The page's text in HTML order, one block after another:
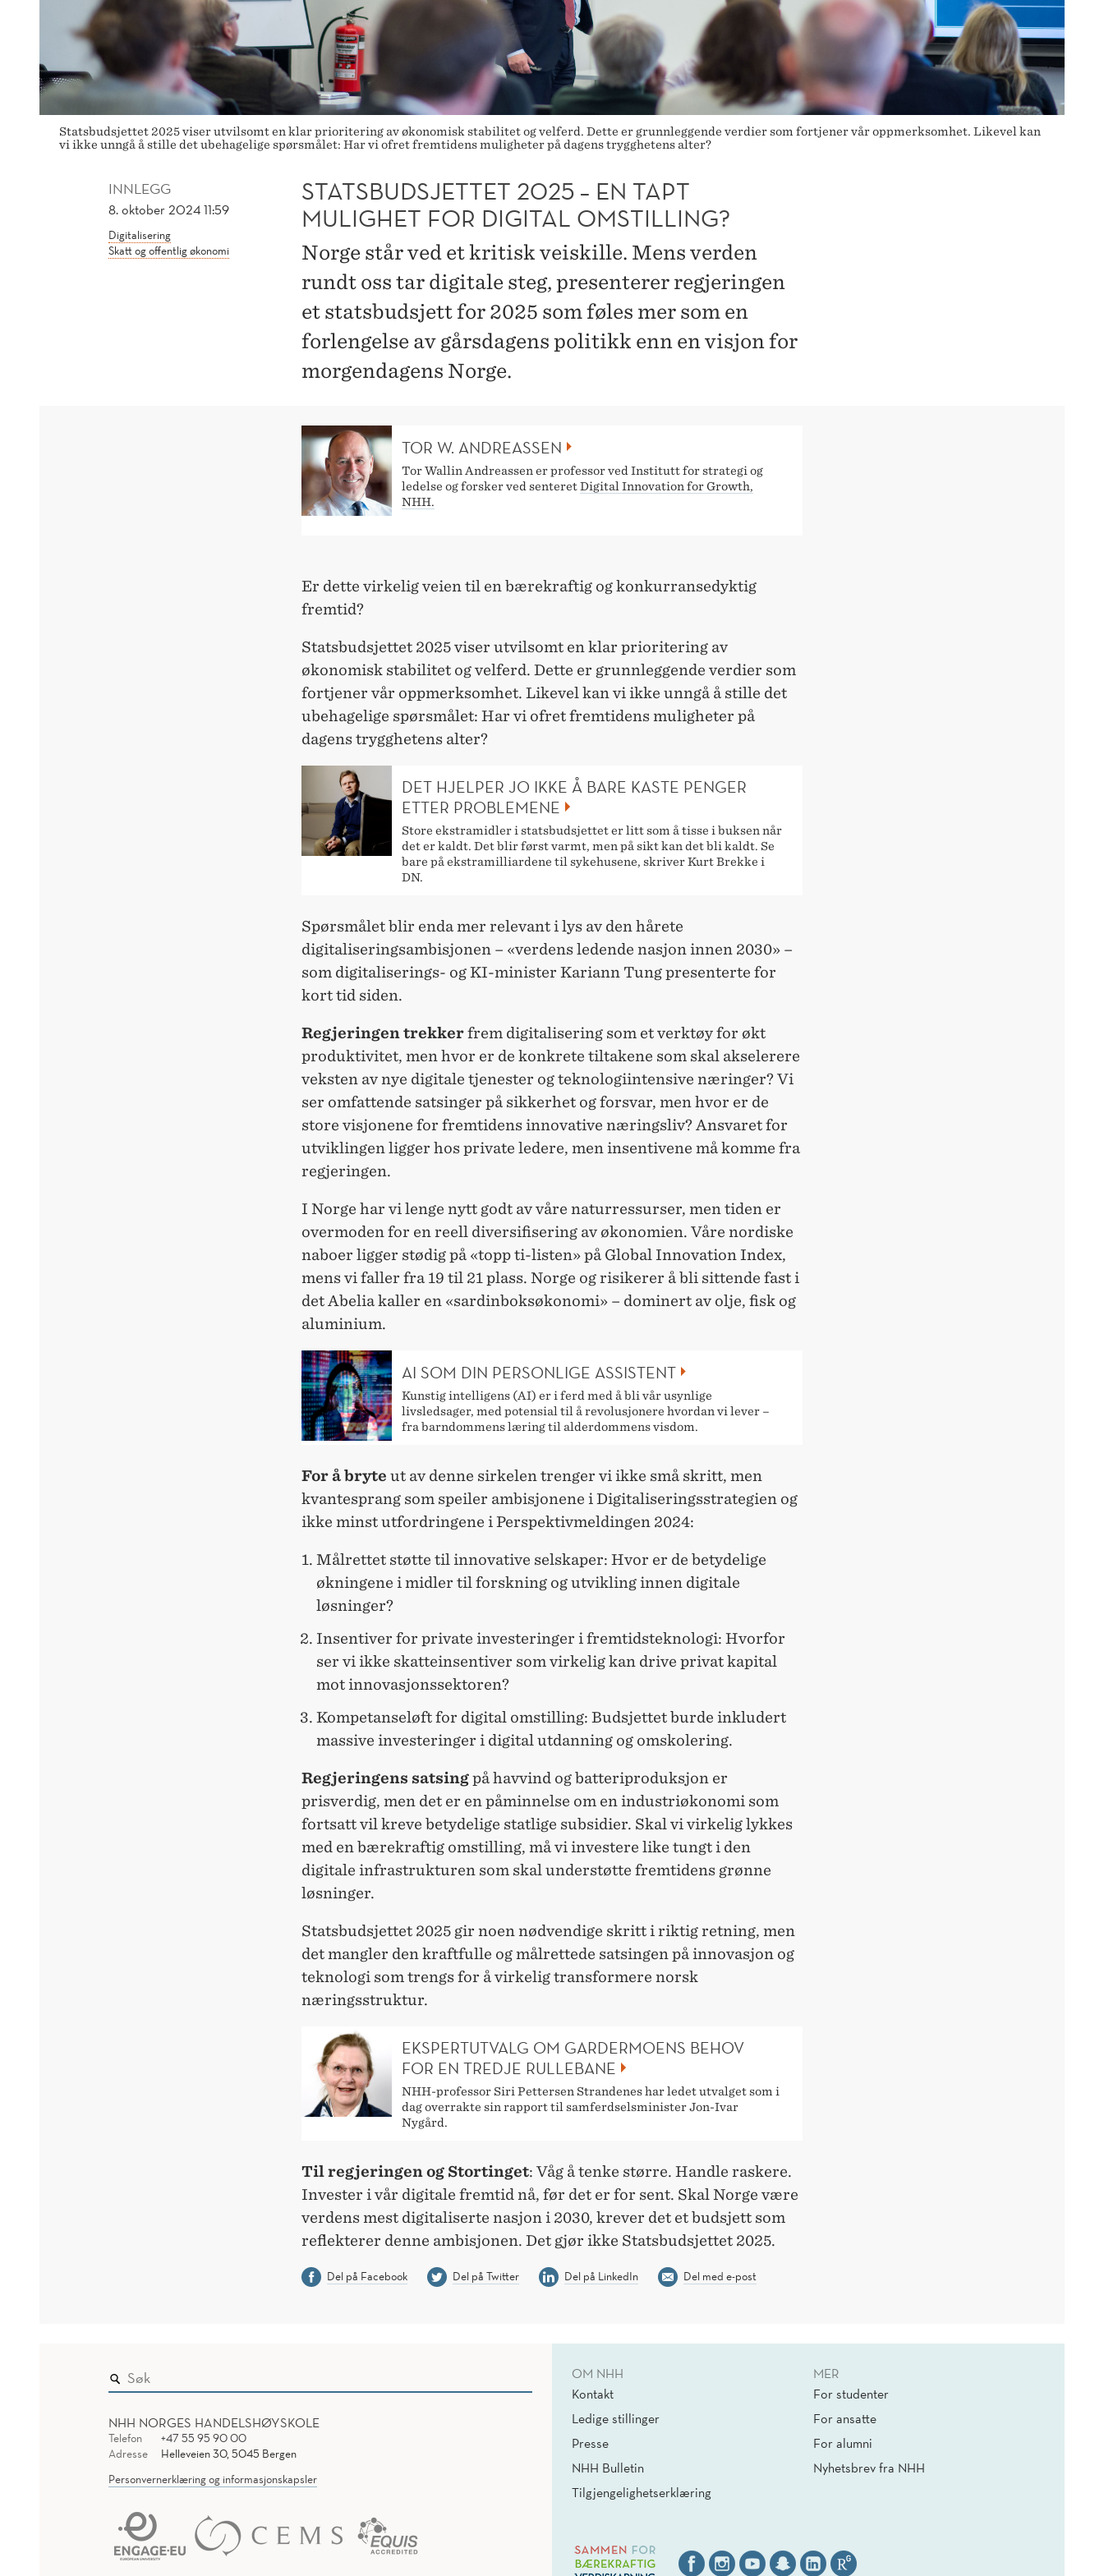
Statsbudsjettet 2025 viser utvilsomt en klar prioritering av økonomisk stabilitet og velferd. Dette er grunnleggende verdier som fortjener vår oppmerksomhet. Likevel kan
vi ikke unngå å stille det ubehagelige spørsmålet: Har vi ofret fremtidens muligheter på dagens trygghetens alter?
INNLEGG
8. oktober 2024 11:59
Digitalisering
Skatt og offentlig økonomi
STATSBUDSJETTET 2025 – EN TAPT
MULIGHET FOR DIGITAL OMSTILLING?
Norge står ved et kritisk veiskille. Mens verden
rundt oss tar digitale steg, presenterer regjeringen
et statsbudsjett for 2025 som føles mer som en
forlengelse av gårsdagens politikk enn en visjon for
morgendagens Norge.
TOR W. ANDREASSEN
Tor Wallin Andreassen er professor ved Institutt for strategi og
ledelse og forsker ved senteretDigital Innovation for Growth,
NHH.
Er dette virkelig veien til en bærekraftig og konkurransedyktig
fremtid?
Statsbudsjettet 2025 viser utvilsomt en klar prioritering av
økonomisk stabilitet og velferd. Dette er grunnleggende verdier som
fortjener vår oppmerksomhet. Likevel kan vi ikke unngå å stille det
ubehagelige spørsmålet: Har vi ofret fremtidens muligheter på
dagens trygghetens alter?
DET HJELPER JO IKKE Å BARE KASTE PENGER
ETTER PROBLEMENE
Store ekstramidler i statsbudsjettet er litt som å tisse i buksen når
det er kaldt. Det blir først varmt, men på sikt kan det bli kaldt. Se
bare på ekstramilliardene til sykehusene, skriver Kurt Brekke i
DN.
Spørsmålet blir enda mer relevant i lys av den hårete
digitaliseringsambisjonen – «verdens ledende nasjon innen 2030» –
som digitaliserings- og KI-minister Kariann Tung presenterte for
kort tid siden.
Regjeringen trekkerfrem digitalisering som et verktøy for økt
produktivitet, men hvor er de konkrete tiltakene som skal akselerere
veksten av nye digitale tjenester og teknologiintensive næringer? Vi
ser omfattende satsinger på sikkerhet og forsvar, men hvor er de
store visjonene for fremtidens innovative næringsliv? Ansvaret for
utviklingen ligger hos private ledere, men insentivene må komme fra
regjeringen.
I Norge har vi lenge nytt godt av våre naturressurser, men tiden er
overmoden for en reell diversifisering av økonomien. Våre nordiske
naboer ligger stødig på «topp ti-listen» på Global Innovation Index,
mens vi faller fra 19 til 21 plass. Norge og risikerer å bli sittende fast i
det Abelia kaller en «sardinboksøkonomi» – dominert av olje, fisk og
aluminium.
AI SOM DIN PERSONLIGE ASSISTENT
Kunstig intelligens (AI) er i ferd med å bli vår usynlige
livsledsager, med potensial til å revolusjonere hvordan vi lever –
fra barndommens læring til alderdommens visdom.
For å bryte ut av denne sirkelen trenger vi ikke små skritt, men
kvantesprang som speiler ambisjonene i Digitaliseringsstrategien og
ikke minst utfordringene i Perspektivmeldingen 2024:
Målrettet støtte til innovative selskaper: Hvor er de betydelige
økningene i midler til forskning og utvikling innen digitale
løsninger?
Insentiver for private investeringer i fremtidsteknologi: Hvorfor
ser vi ikke skatteinsentiver som virkelig kan drive privat kapital
mot innovasjonssektoren?
Kompetanseløft for digital omstilling: Budsjettet burde inkludert
massive investeringer i digital utdanning og omskolering.
Regjeringens satsingpå havvind og batteriproduksjon er
prisverdig, men det er en påminnelse om en industriøkonomi som
fortsatt vil kreve betydelige statlige subsidier. Skal vi virkelig lykkes
med en bærekraftig omstilling, må vi investere like tungt i den
digitale infrastrukturen som skal understøtte fremtidens grønne
løsninger.
Statsbudsjettet 2025 gir noen nødvendige skritt i riktig retning, men
det mangler den kraftfulle og målrettede satsingen på innovasjon og
teknologi som trengs for å virkelig transformere norsk
næringsstruktur.
EKSPERTUTVALG OM GARDERMOENS BEHOV
FOR EN TREDJE RULLEBANE
NHH-professor Siri Pettersen Strandenes har ledet utvalget som i
dag overrakte sin rapport til samferdselsminister Jon-Ivar
Nygård.
Til regjeringen og Stortinget: Våg å tenke større. Handle raskere.
Invester i vår digitale fremtid nå, før det er for sent. Skal Norge være
verdens mest digitaliserte nasjon i 2030, krever det et budsjett som
reflekterer denne ambisjonen. Det gjør ikke Statsbudsjettet 2025.
Del på Facebook Del på Twitter Del på LinkedIn Del med e-post
NHH NORGES HANDELSHØYSKOLE
Telefon
+47 55 95 90 00
Adresse
Helleveien 30, 5045 Bergen
Personvernerklæring og informasjonskapsler
OM NHH
Kontakt
Ledige stillinger
Presse
NHH Bulletin
Tilgjengelighetserklæring
MER
For studenter
For ansatte
For alumni
Nyhetsbrev fra NHH